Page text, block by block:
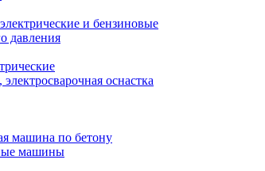
и бензиновые
давления
оснастка
машина по бетону
машины